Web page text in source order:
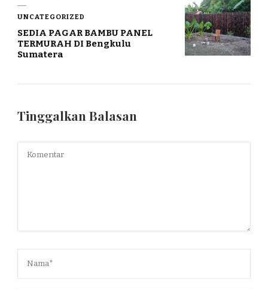
UNCATEGORIZED
SEDIA PAGAR BAMBU PANEL
TERMURAH DI Bengkulu
Sumatera
Tinggalkan Balasan